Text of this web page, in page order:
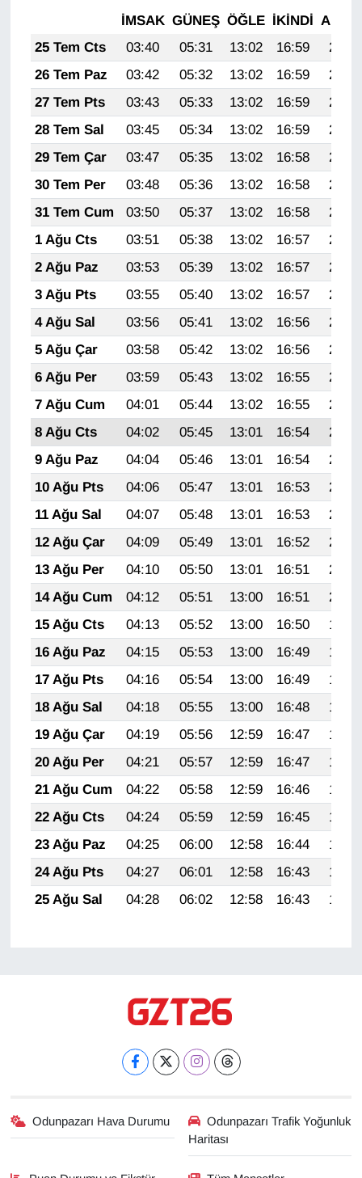
İMSAK GÜNEŞ ÖĞLE İKINDI
25 Tem Cts
03:40 05:31 13:02 16:59
20:23
26 Tem Paz
03:42 05:32 13:02 16:59
20:23
27 Tem Pts
03:43 05:33 13:02 16:59
20:22
28 Tem Sal
03:45 05:34 13:02 16:59
20:21
29 Tem Çar
03:47 05:35 13:02 16:58
20:20
30 Tem Per
03:48 05:36 13:02 16:58
20:19
31 Tem Cum
03:50 05:37 13:02 16:58
20:17
1 Ağu Cts
03:51 05:38 13:02 16:57
20:16
2 Ağu Paz
03:53 05:39 13:02 16:57
20:15
3 Ağu Pts
03:55 05:40 13:02 16:57
20:14
4 Ağu Sal
03:56 05:41 13:02 16:56
20:13
5 Ağu Çar
03:58 05:42 13:02 16:56
20:12
6 Ağu Per
03:59 05:43 13:02 16:55
20:11
7 Ağu Cum
04:01 05:44 13:02 16:55
20:09
8 Ağu Cts
04:02 05:45 13:01 16:54
20:08
9 Ağu Paz
04:04 05:46 13:01 16:54
20:07
10 Ağu Pts
04:06 05:47 13:01 16:53
20:05
11 Ağu Sal
04:07 05:48 13:01 16:53
20:04
12 Ağu Çar
04:09 05:49 13:01 16:52
20:03
13 Ağu Per
04:10 05:50 13:01 16:51
20:01
14 Ağu Cum
04:12 05:51 13:00 16:51
20:00
15 Ağu Cts
04:13 05:52 13:00 16:50
19:59
16 Ağu Paz
04:15 05:53 13:00 16:49
19:57
17 Ağu Pts
04:16 05:54 13:00 16:49
19:56
18 Ağu Sal
04:18 05:55 13:00 16:48
19:54
19 Ağu Çar
04:19 05:56 12:59 16:47
19:53
20 Ağu Per
04:21 05:57 12:59 16:47
19:51
21 Ağu Cum
04:22 05:58 12:59 16:46
19:50
22 Ağu Cts
04:24 05:59 12:59 16:45
19:48
23 Ağu Paz
04:25 06:00 12:58 16:44
19:47
24 Ağu Pts
04:27 06:01 12:58 16:43
19:45
25 Ağu Sal
04:28 06:02 12:58 16:43 19:44
Odunpazarı Hava Durumu
Odunpazarı Trafik Yoğunluk
Haritası